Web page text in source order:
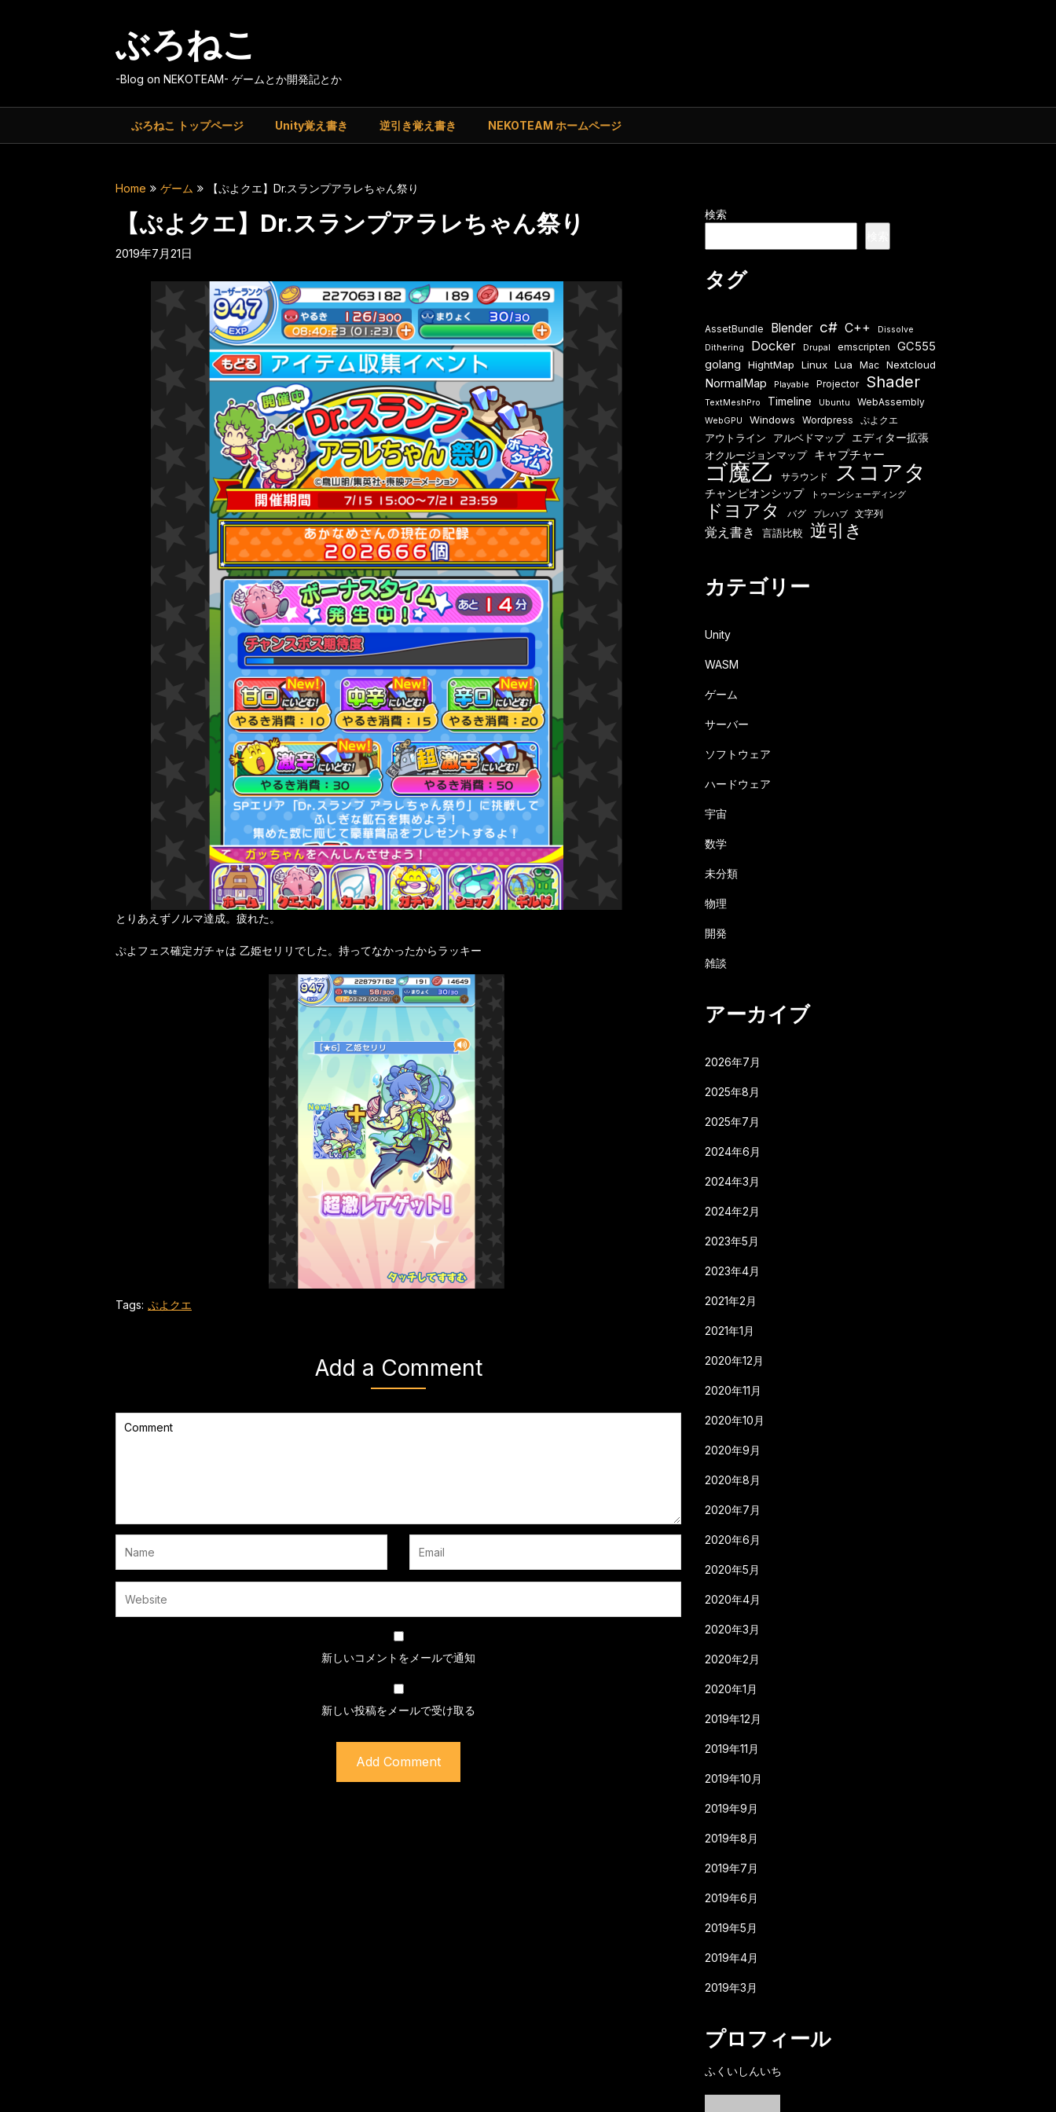
ぶろねこ
-Blog on NEKOTEAM- ゲームとか開発記とか
ぶろねこ トップページ Unity覚え書き 逆引き覚え書き NEKOTEAM ホームページ
Home ゲーム 【ぷよクエ】Dr.スランプアラレちゃん祭り
【ぷよクエ】Dr.スランプアラレちゃん祭り
2019年7月21日
とりあえずノルマ達成。疲れた。
ぷよフェス確定ガチャは 乙姫セリリでした。持ってなかったからラッキー
Tags: ぷよクエ
Add a Comment
新しいコメントをメールで通知
新しい投稿をメールで受け取る
検索
タグ
AssetBundle Blender c# C++
Dissolve
Dithering
Docker Drupal emscripten GC555
golang HightMap Linux Lua Mac Nextcloud
NormalMap Playable Projector Shader
TextMeshPro Timeline Ubuntu WebAssembly
WebGPU Windows Wordpress ぷよクエ
アウトライン アルベドマップ エディター拡張
オクルージョンマップ キャプチャー
ゴ魔乙 サラウンド スコアタ
チャンピオンシップ トゥーンシェーディング
ドヨアタ バグ プレハブ 文字列
覚え書き 言語比較 逆引き
カテゴリー
Unity
WASM
ゲーム
サーバー
ソフトウェア
ハードウェア
宇宙
数学
未分類
物理
開発
雑談
アーカイブ
2026年7月
2025年8月
2025年7月
2024年6月
2024年3月
2024年2月
2023年5月
2023年4月
2021年2月
2021年1月
2020年12月
2020年11月
2020年10月
2020年9月
2020年8月
2020年7月
2020年6月
2020年5月
2020年4月
2020年3月
2020年2月
2020年1月
2019年12月
2019年11月
2019年10月
2019年9月
2019年8月
2019年7月
2019年6月
2019年5月
2019年4月
2019年3月
プロフィール
ふくいしんいち